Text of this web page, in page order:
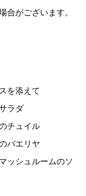
合がございます。
を添えて
ラダ
チュイル
パエリヤ
ッシュルームのソ